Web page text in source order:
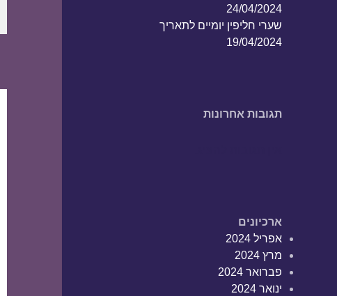
24/04/2024
שערי חליפין יומיים לתאריך
19/04/2024
תגובות אחרונות
ארכיונים
אפריל 2024
מרץ 2024
פברואר 2024
ינואר 2024